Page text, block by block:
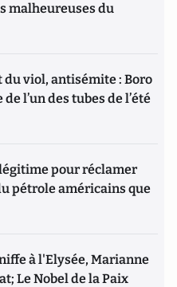
malheureuses du
viol, antisémite : Boro
l’un des tubes de l’été
pour réclamer
pétrole américains que
à l'Elysée, Marianne
Le Nobel de la Paix